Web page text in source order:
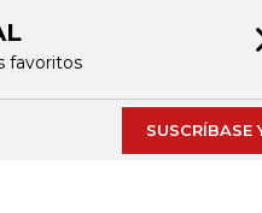
favoritos
SUSCRÍBASE